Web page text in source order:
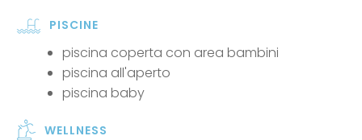
PISCINE
piscina coperta con area bambini
piscina all'aperto
piscina baby
WELLNESS